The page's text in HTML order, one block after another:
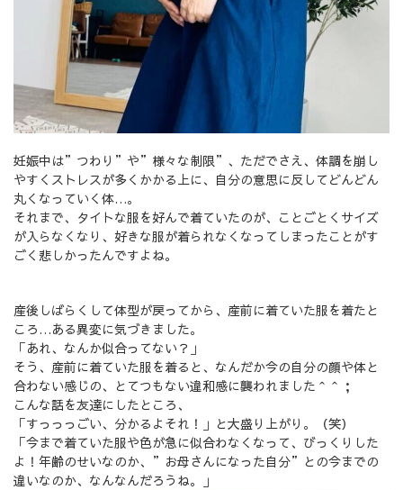
妊娠中は”つわり”や”様々な制限”、ただでさえ、体調を崩し
やすくストレスが多くかかる上に、自分の意思に反してどんどん
丸くなっていく体…。
それまで、タイトな服を好んで着ていたのが、ことごとくサイズ
が入らなくなり、好きな服が着られなくなってしまったことがす
ごく悲しかったんですよね。
産後しばらくして体型が戻ってから、産前に着ていた服を着たと
ころ…ある異変に気づきました。
「あれ、なんか似合ってない？」
そう、産前に着ていた服を着ると、なんだか今の自分の顔や体と
合わない感じの、とてつもない違和感に襲われました＾＾；
こんな話を友達にしたところ、
「すっっっごい、分かるよそれ！」と大盛り上がり。（笑）
「今まで着ていた服や色が急に似合わなくなって、びっくりした
よ！年齢のせいなのか、”お母さんになった自分”との今までの
違いなのか、なんなんだろうね。」